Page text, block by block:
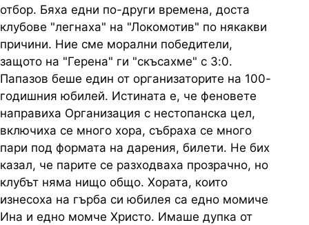
отбор. Бяха едни по-други времена, доста
клубове "легнаха" на "Локомотив" по някакви
причини. Ние сме морални победители,
защото на "Герена" ги "скъсахме" с 3:0.
Папазов беше един от организаторите на 100-
годишния юбилей. Истината е, че феновете
направиха Организация с нестопанска цел,
включиха се много хора, събраха се много
пари под формата на дарения, билети. Не бих
казал, че парите се разходваха прозрачно, но
клубът няма нищо общо. Хората, които
изнесоха на гърба си юбилея са едно момиче
Ина и едно момче Христо. Имаше дупка от